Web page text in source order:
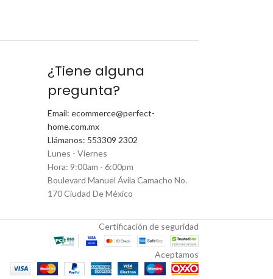
¿Tiene alguna
pregunta?
Email: ecommerce@perfect-
home.com.mx
Llámanos: 553309 2302
Lunes - Viernes
Hora: 9:00am - 6:00pm
Boulevard Manuel Ávila Camacho No.
170 Ciudad De México
Certificación de seguridad
Aceptamos